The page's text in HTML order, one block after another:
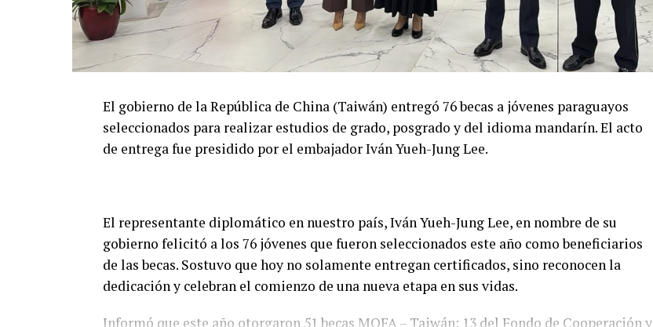
El gobierno de la República de China (Taiwán) entregó 76 becas a jóvenes paraguayos
seleccionados para realizar estudios de grado, posgrado y del idioma mandarín. El acto
de entrega fue presidido por el embajador Iván Yueh-Jung Lee.
El representante diplomático en nuestro país, Iván Yueh-Jung Lee, en nombre de su
gobierno felicitó a los 76 jóvenes que fueron seleccionados este año como beneficiarios
de las becas. Sostuvo que hoy no solamente entregan certificados, sino reconocen la
dedicación y celebran el comienzo de una nueva etapa en sus vidas.
Informó que este año otorgaron 51 becas MOFA – Taiwán; 13 del Fondo de Cooperación y